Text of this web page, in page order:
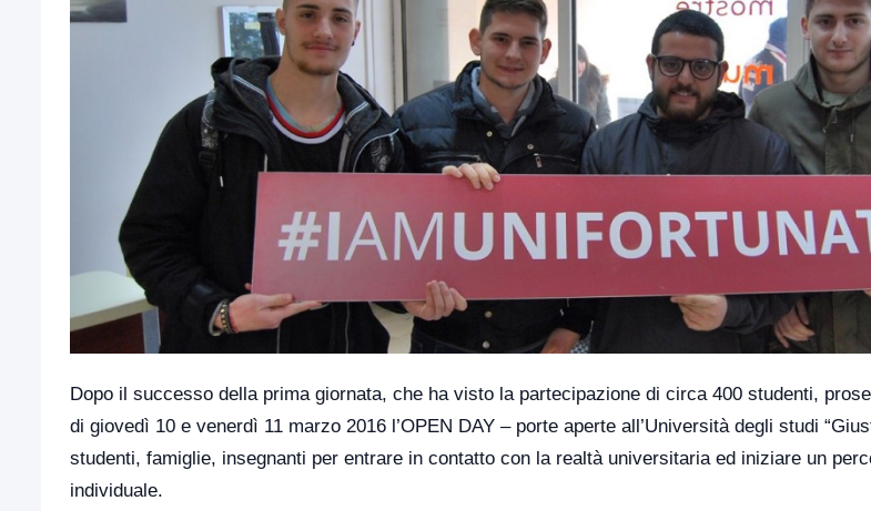
Dopo il successo della prima giornata, che ha visto la partecipazione di circa 400 studenti,
di giovedì 10 e venerdì 11 marzo 2016 l’OPEN DAY – porte aperte all’Università degli studi
studenti, famiglie, insegnanti per entrare in contatto con la realtà universitaria ed iniziare un
individuale.